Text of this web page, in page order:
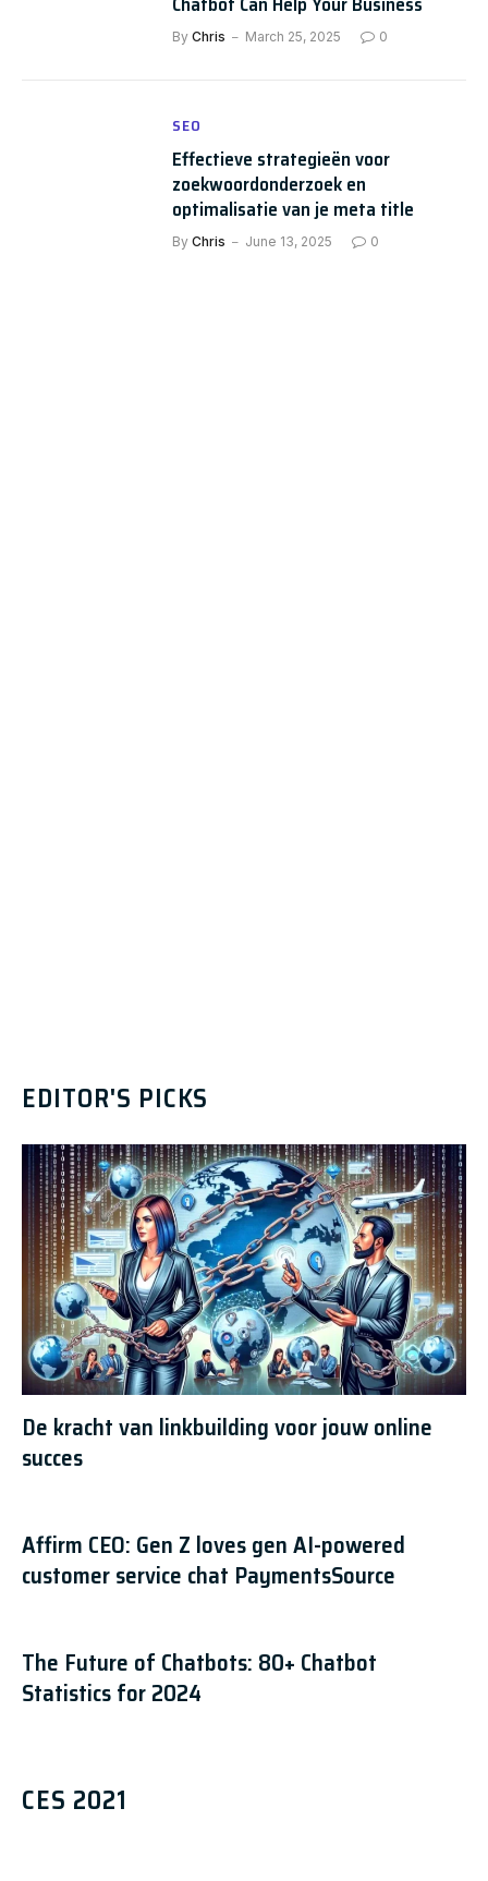
By Chris March 25, 2025 0
SEO
Effectieve strategieën voor
zoekwoordonderzoek en
optimalisatie van je meta title
By Chris June 13, 2025 0
EDITOR'S PICKS
De kracht van linkbuilding voor jouw online
succes
Affirm CEO: Gen Z loves gen AI-powered
customer service chat PaymentsSource
The Future of Chatbots: 80+ Chatbot
Statistics for 2024
CES 2021